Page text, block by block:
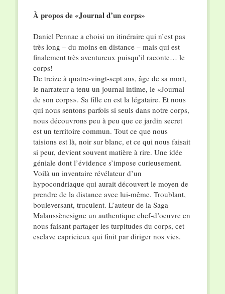
À propos de «Journal d’un corps»
Daniel Pennac a choisi un itinéraire qui n’est pas
très long – du moins en distance – mais qui est
finalement très aventureux puisqu’il raconte… le
corps!
De treize à quatre-vingt-sept ans, âge de sa mort,
le narrateur a tenu un journal intime, le «Journal
de son corps». Sa fille en est la légataire. Et nous
qui nous sentons parfois si seuls dans notre corps,
nous découvrons peu à peu que ce jardin secret
est un territoire commun. Tout ce que nous
taisions est là, noir sur blanc, et ce qui nous faisait
si peur, devient souvent matière à rire. Une idée
géniale dont l’évidence s’impose curieusement.
Voilà un inventaire révélateur d’un
hypocondriaque qui aurait découvert le moyen de
prendre de la distance avec lui-même. Troublant,
bouleversant, truculent. L’auteur de la Saga
Malaussènesigne un authentique chef-d’oeuvre en
nous faisant partager les turpitudes du corps, cet
esclave capricieux qui finit par diriger nos vies.